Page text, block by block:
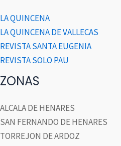
LA QUINCENA
LA QUINCENA DE VALLECAS
REVISTA SANTA EUGENIA
REVISTA SOLO PAU
ZONAS
ALCALA DE HENARES
SAN FERNANDO DE HENARES
TORREJON DE ARDOZ